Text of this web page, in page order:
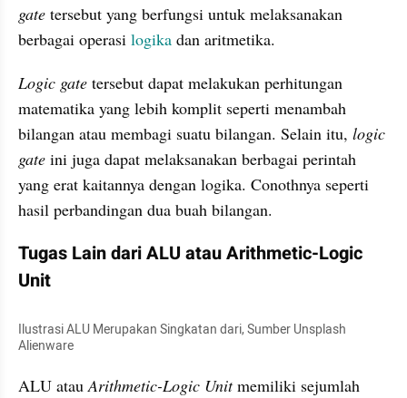
gate tersebut yang berfungsi untuk melaksanakan
berbagai operasi logika dan aritmetika.
Logic gate tersebut dapat melakukan perhitungan
matematika yang lebih komplit seperti menambah
bilangan atau membagi suatu bilangan. Selain itu, logic
gate ini juga dapat melaksanakan berbagai perintah
yang erat kaitannya dengan logika. Conothnya seperti
hasil perbandingan dua buah bilangan.
Tugas Lain dari ALU atau Arithmetic-Logic
Unit
Ilustrasi ALU Merupakan Singkatan dari, Sumber Unsplash
Alienware
ALU atau Arithmetic-Logic Unit memiliki sejumlah